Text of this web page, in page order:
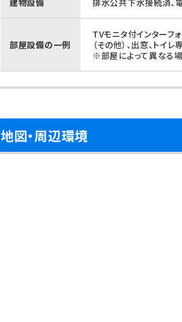
建物設備 排水公共下水接続済、
部屋設備の一例
TVモニタ付インターフ
（その他）、出窓、トイ
※部屋によって異なる
地図・周辺環境